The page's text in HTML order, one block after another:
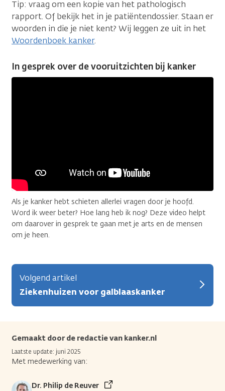
Tip: vraag om een kopie van het pathologisch
rapport. Of bekijk het in je patiëntendossier. Staan er
woorden in die je niet kent? Wij leggen ze uit in het
Woordenboek kanker.
In gesprek over de vooruitzichten bij kanker
Als je kanker hebt schieten allerlei vragen door je hoofd.
Word ik weer beter? Hoe lang heb ik nog? Deze video helpt
om daarover in gesprek te gaan met je arts en de mensen
om je heen.
Volgend artikel
Ziekenhuizen voor galblaaskanker
Gemaakt door de redactie van kanker.nl
Laatste update: juni 2025
Met medewerking van:
Dr. Philip de Reuver